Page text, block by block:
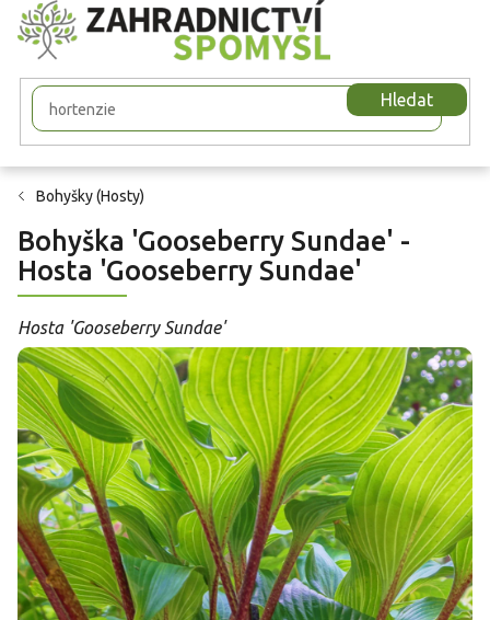
Přejít
na
obsah
Hledat
Bohyšky (Hosty)
Bohyška 'Gooseberry Sundae' -
Hosta 'Gooseberry Sundae'
Hosta 'Gooseberry Sundae'